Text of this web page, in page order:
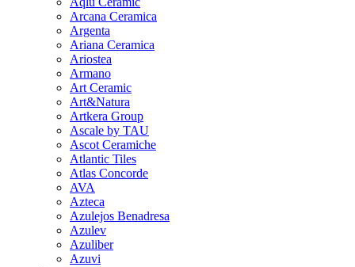
Arcana Ceramica
Argenta
Ariana Ceramica
Ariostea
Armano
Art Ceramic
Art&Natura
Artkera Group
Ascale by TAU
Ascot Ceramiche
Atlantic Tiles
Atlas Concorde
AVA
Azteca
Azulejos Benadresa
Azulev
Azuliber
Azuvi